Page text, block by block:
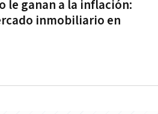
le ganan a la inflación:
inmobiliario en